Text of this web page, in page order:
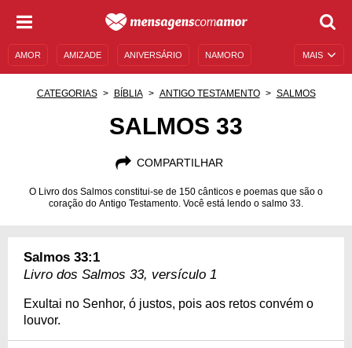
MAIS
AMOR AMIZADE ANIVERSÁRIO NAMORO
CATEGORIAS BÍBLIA ANTIGO TESTAMENTO SALMOS
SALMOS 33
COMPARTILHAR
O Livro dos Salmos constitui-se de 150 cânticos e poemas que são o
coração do Antigo Testamento. Você está lendo o salmo 33.
Salmos 33:1
Livro dos Salmos 33, versículo 1
Exultai no Senhor, ó justos, pois aos retos convém o
louvor.